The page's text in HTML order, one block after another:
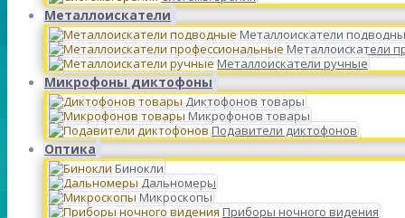
Металлоискатели
Металлоискатели
Металлоискатели
Металлоискатели ручные
Микрофоны диктофоны
Диктофонов товары
Микрофонов товары
Подавители диктофонов
Оптика
Бинокли
Дальномеры
Микроскопы
Приборы ночного видения